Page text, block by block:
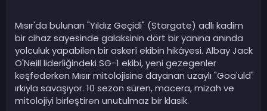
Mısır'da bulunan "Yıldız Geçidi" (Stargate) adlı kadim
bir cihaz sayesinde galaksinin dört bir yanına anında
yolculuk yapabilen bir askerî ekibin hikâyesi. Albay Jack
O'Neill liderliğindeki SG-1 ekibi, yeni gezegenler
keşfederken Mısır mitolojisine dayanan uzaylı "Goa'uld"
ırkıyla savaşıyor. 10 sezon süren, macera, mizah ve
mitolojiyi birleştiren unutulmaz bir klasik.